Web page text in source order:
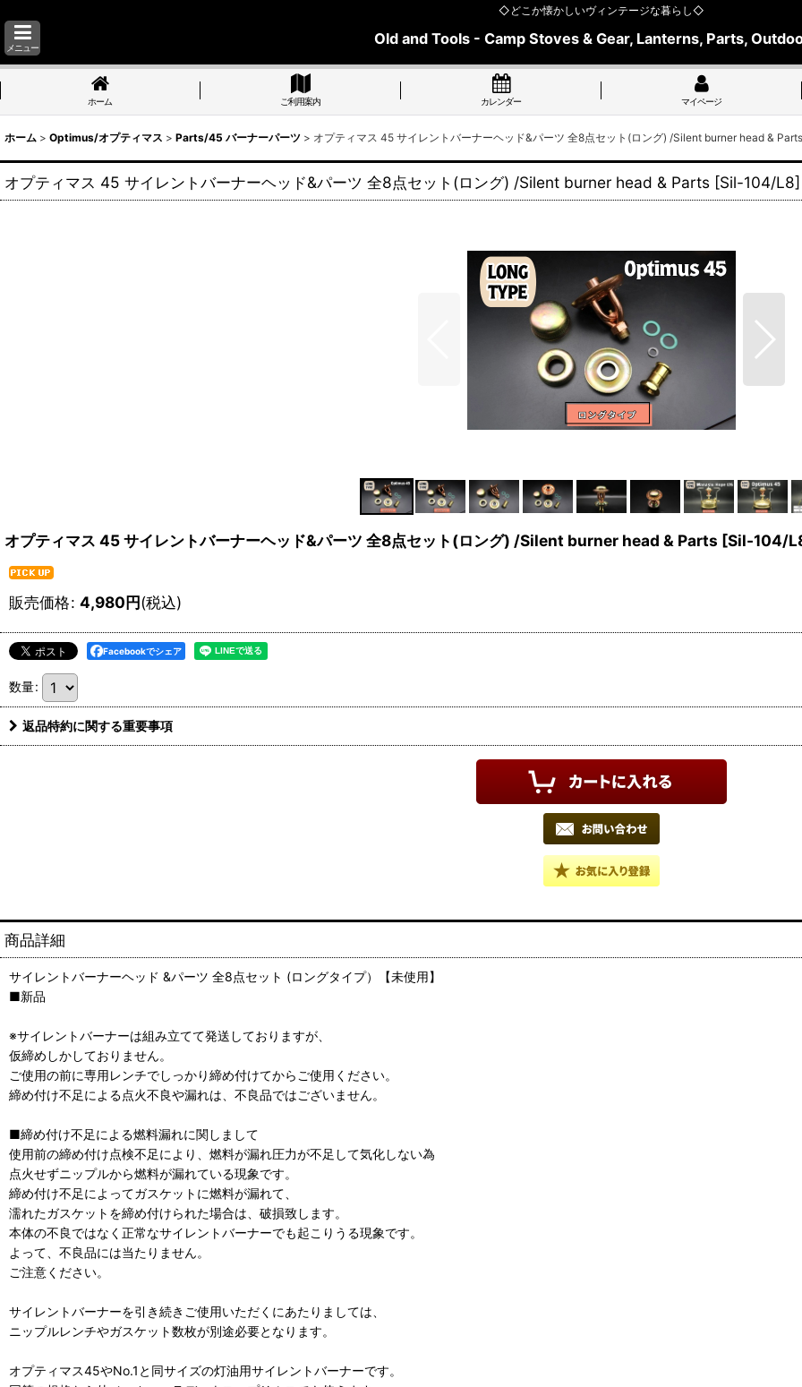
◇どこか懐かしいヴィンテージな暮らし◇
メニュー
Old and Tools - Camp Stoves & Gear, Lanterns, Parts,
ホーム ご利用案内 カレンダー マイページ
ホーム > Optimus/オプティマス > Parts/45 バーナーパーツ > オプティマス 45 サイレントバーナーヘッド&パーツ 全8点セット(ロング) /Silent burner head & Parts
オプティマス 45 サイレントバーナーヘッド&パーツ 全8点セット(ロング) /Silent burner head & Parts [Sil-104/L8]
オプティマス 45 サイレントバーナーヘッド&パーツ 全8点セット(ロング) /Silent burner head & Parts [Sil-104/
販売価格: 4,980円(税込)
Facebookでシェア
数量:
返品特約に関する重要事項
商品詳細
サイレントバーナーヘッド &パーツ 全8点セット (ロングタイプ）【未使用】
■新品
※サイレントバーナーは組み立てて発送しておりますが、
仮締めしかしておりません。
ご使用の前に専用レンチでしっかり締め付けてからご使用ください。
締め付け不足による点火不良や漏れは、不良品ではございません。
■締め付け不足による燃料漏れに関しまして
使用前の締め付け点検不足により、燃料が漏れ圧力が不足して気化しない為
点火せずニップルから燃料が漏れている現象です。
締め付け不足によってガスケットに燃料が漏れて、
濡れたガスケットを締め付けられた場合は、破損致します。
本体の不良ではなく正常なサイレントバーナーでも起こりうる現象です。
よって、不良品には当たりません。
ご注意ください。
サイレントバーナーを引き続きご使用いただくにあたりましては、
ニップルレンチやガスケット数枚が別途必要となります。
オプティマス45やNo.1と同サイズの灯油用サイレントバーナーです。